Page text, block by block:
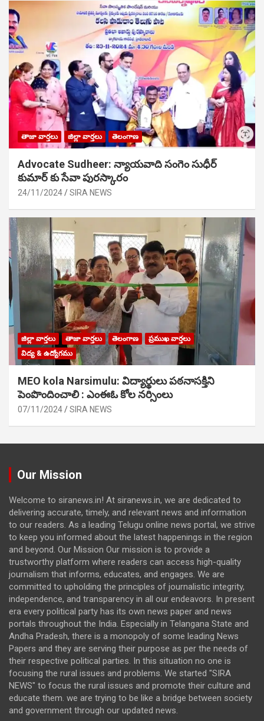
తాజా వార్తలు జిల్లా వార్తలు తెలంగాణ
Advocate Sudheer: న్యాయవాది సంగెం సుధీర్
కుమార్ కు సేవా పురస్కారం
24/11/2024 SIRA NEWS
జిల్లా వార్తలు తాజా వార్తలు తెలంగాణ
ప్రముఖ వార్తలు
విద్య & ఉద్యోగము
MEO kola Narsimulu: విద్యార్థులు పఠ‌నాసక్తిని
పెంపొందించాలి : ఎంఈఓ కోల నర్సింలు
07/11/2024 SIRA NEWS
Our Mission
Welcome to siranews.in! At siranews.in, we are dedicated to
delivering accurate, timely, and relevant news and information
to our readers. As a leading Telugu online news portal, we strive
to keep you informed about the latest happenings in the region
and beyond. Our Mission Our mission is to provide a
trustworthy platform where readers can access high-quality
journalism that informs, educates, and engages. We are
committed to upholding the principles of journalistic integrity,
independence, and transparency in all our endeavors. In present
era every political party has its own news paper and news
portals throughout the India. Especially in Telangana State and
Andha Pradesh, there is a monopoly of some leading News
Papers and they are serving their purpose as per the needs of
their respective political parties. In this situation no one is
focusing the rural issues and problems. We started "SIRA
NEWS" to focus the rural issues and promote their culture and
educate them. we are trying to be like a bridge between society
and government through our updated news.